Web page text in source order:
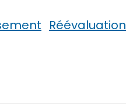
Réévaluation